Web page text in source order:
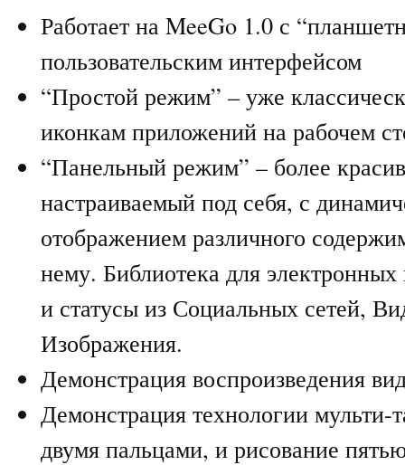
Работает на MeeGo 1.0 с
пользовательским интерфейсом
“Простой режим” – уже
иконкам приложений на рабочем
“Панельный режим” – более
настраиваемый под себя, с
отображением различного
нему. Библиотека для
и статусы из Социальных сетей,
Изображения.
Демонстрация воспроизведения
Демонстрация технологии мульти-
двумя пальцами, и рисование